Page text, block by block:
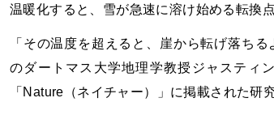
温暖化すると、雪が急速に溶け始める転換
「その温度を超えると、崖から転げ落ち
のダートマス大学地理学教授ジャスティ
「Nature（ネイチャー）」に掲載された研